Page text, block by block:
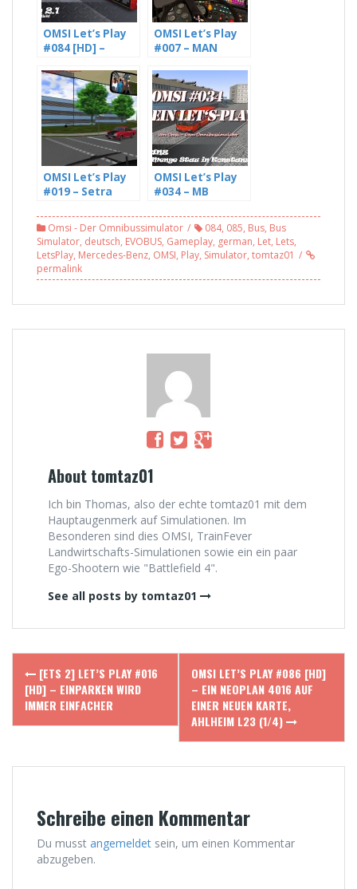
OMSI Let’s Play
#084 [HD] –
mit Freddy LP
(1/2)
OMSI Let’s Play
#007 – MAN
Einsatz auf
Szczecin, Linie 57
[HD]
OMSI Let’s Play
#019 – Setra
auf Konstanz
(WIP), Linie 5
[HD]
OMSI Let’s Play
#034 – MB
Menge Stau in
Konstanz (1/2)
[HD]
Omsi - Der Omnibussimulator 084, 085, Bus, Bus
Simulator, deutsch, EVOBUS, Gameplay, german, Let, Lets,
LetsPlay, Mercedes-Benz, OMSI, Play, Simulator, tomtaz01
permalink
About tomtaz01
Ich bin Thomas, also der echte tomtaz01 mit dem
Hauptaugenmerk auf Simulationen. Im
Besonderen sind dies OMSI, TrainFever
Landwirtschafts-Simulationen sowie ein ein paar
Ego-Shootern wie "Battlefield 4".
See all posts by tomtaz01
Post
navigation
[ETS 2] LET’S PLAY #016
[HD] – EINPARKEN WIRD
IMMER EINFACHER
OMSI LET’S PLAY #086 [HD]
– EIN NEOPLAN 4016 AUF
EINER NEUEN KARTE,
AHLHEIM L23 (1/4)
Schreibe einen Kommentar
Du musst angemeldet sein, um einen Kommentar
abzugeben.